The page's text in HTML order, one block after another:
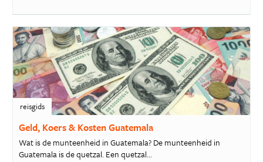
reisgids
Geld, Koers & Kosten Guatemala
​Wat is de munteenheid in Guatemala? De munteenheid in
Guatemala is de quetzal. Een quetzal...